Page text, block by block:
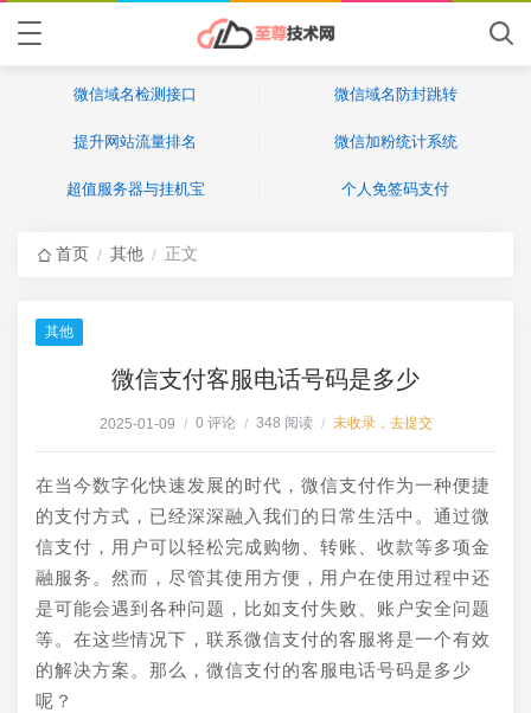
微信域名检测接口 微信域名防封跳转
提升网站流量排名 微信加粉统计系统
超值服务器与挂机宝 个人免签码支付
首页 / 其他 / 正文
其他
微信支付客服电话号码是多少
2025-01-09 / 0 评论 / 348 阅读 / 未收录，去提交
在当今数字化快速发展的时代，微信支付作为一种便捷
的支付方式，已经深深融入我们的日常生活中。通过微
信支付，用户可以轻松完成购物、转账、收款等多项金
融服务。然而，尽管其使用方便，用户在使用过程中还
是可能会遇到各种问题，比如支付失败、账户安全问题
等。在这些情况下，联系微信支付的客服将是一个有效
的解决方案。那么，微信支付的客服电话号码是多少
呢？